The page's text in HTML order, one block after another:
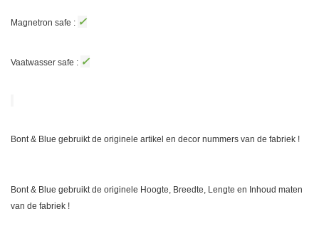
Magnetron safe : ✓
Vaatwasser safe : ✓
Bont & Blue gebruikt de originele artikel en decor nummers van de fabriek !
Bont & Blue gebruikt de originele Hoogte, Breedte, Lengte en Inhoud maten
van de fabriek !